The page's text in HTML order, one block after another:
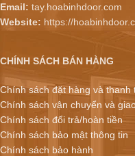
Email: tay.hoabinhdoor.com
Website: https://
CHÍNH SÁCH BÁN HÀNG
Chính sách đặt hàng và thanh
Chính sách vận chuyển và
Chính sách đổi trả/hoàn tiền
Chính sách bảo mật thông tin
Chính sách bảo hành